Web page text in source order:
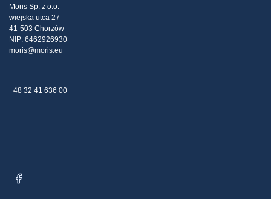
Panaszok
Moris Sp. z o.o.
wiejska utca 27
41-503 Chorzów
NIP: 6462926930
moris@moris.eu
+48 32 41 636 00